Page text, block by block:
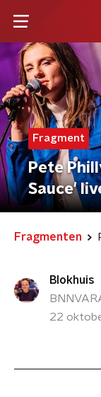
Fragment
Pete
Sauce'
Fragmenten
Blokhuis
22